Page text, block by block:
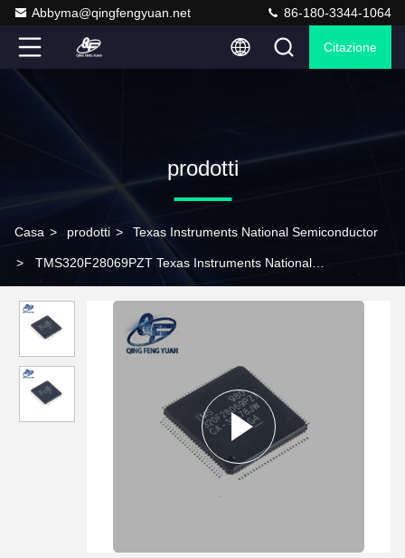
Abbyma@qingfengyuan.net 86-180-3344-1064
Citazione
prodotti
Casa > prodotti > Texas Instruments National Semiconductor
> TMS320F28069PZT Texas Instruments National